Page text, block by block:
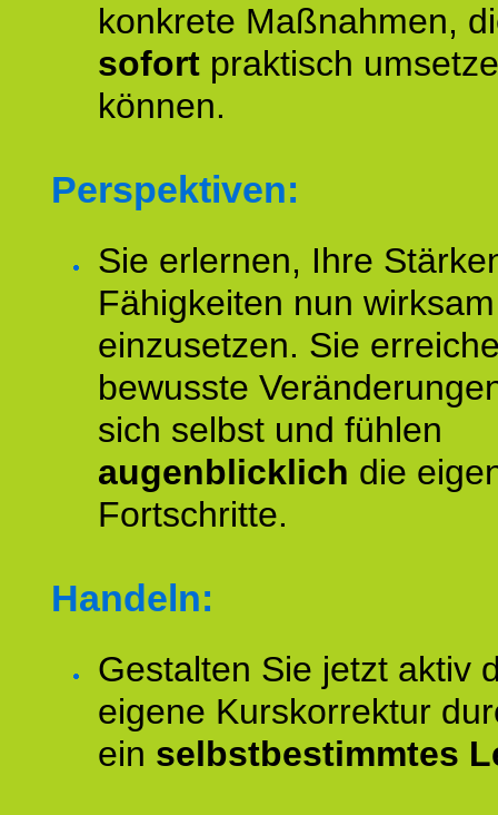
konkrete Maßnahmen,
sofort praktisch
können.
Perspektiven:
Sie erlernen, Ihre
Fähigkeiten nun wirksam
einzusetzen. Sie
bewusste
sich selbst und fühlen
augenblicklich die
Fortschritte.
Handeln:
Gestalten Sie jetzt aktiv
eigene Kurskorrektur
ein selbstbestimmtes